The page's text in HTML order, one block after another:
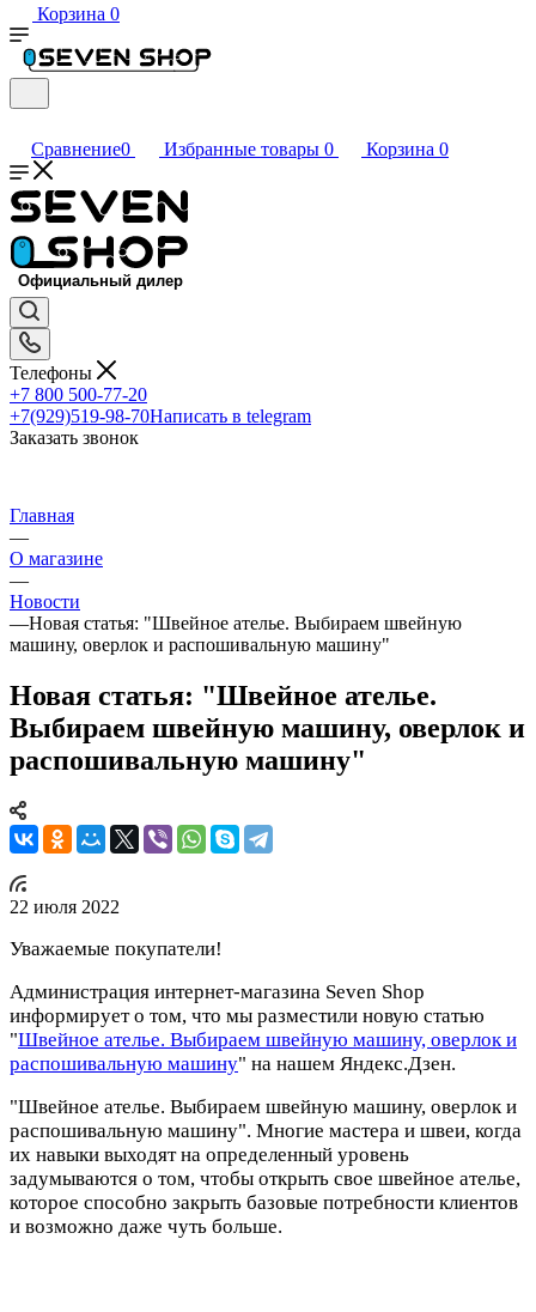
Корзина 0
Сравнение0 Избранные товары 0 Корзина 0
Телефоны
+7 800 500-77-20
+7(929)519-98-70Написать в telegram
Заказать звонок
Главная
—
О магазине
—
Новости
—Новая статья: "Швейное ателье. Выбираем швейную
машину, оверлок и распошивальную машину"
Новая статья: "Швейное ателье.
Выбираем швейную машину, оверлок и
распошивальную машину"
22 июля 2022
Уважаемые покупатели!
Администрация интернет-магазина Seven Shop
информирует о том, что мы разместили новую статью
"Швейное ателье. Выбираем швейную машину, оверлок и
распошивальную машину" на нашем Яндекс.Дзен.
"Швейное ателье. Выбираем швейную машину, оверлок и
распошивальную машину". Многие мастера и швеи, когда
их навыки выходят на определенный уровень
задумываются о том, чтобы открыть свое швейное ателье,
которое способно закрыть базовые потребности клиентов
и возможно даже чуть больше.